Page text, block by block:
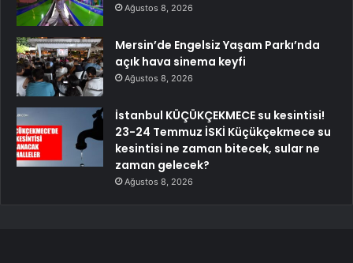
Ağustos 8, 2026
Mersin’de Engelsiz Yaşam Parkı’nda
açık hava sinema keyfi
Ağustos 8, 2026
İstanbul KÜÇÜKÇEKMECE su kesintisi!
23-24 Temmuz İSKİ Küçükçekmece su
kesintisi ne zaman bitecek, sular ne
zaman gelecek?
Ağustos 8, 2026